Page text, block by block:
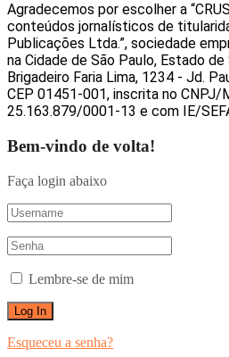
Agradecemos por escolher a
conteúdos jornalísticos de
Publicações Ltda.”, sociedade
na Cidade de São Paulo, Estado de
Brigadeiro Faria Lima, 1234 - Jd.
CEP 01451-001, inscrita no CNPJ/
25.163.879/0001-13 e com IE/
Bem-vindo de volta!
Faça login abaixo
Lembre-se de mim
Esqueceu a senha?